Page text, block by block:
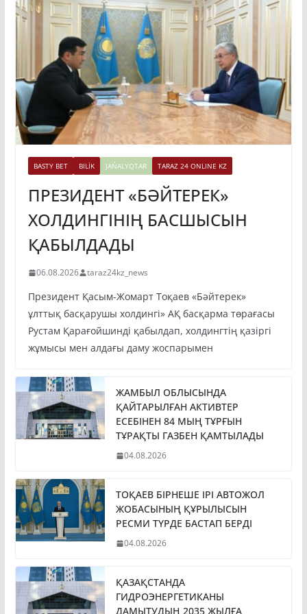
BASTY BET BILİK JAŃALYQTAR TARAZ 24 ONLINE KZ
ПРЕЗИДЕНТ «БӘЙТЕРЕК»
ХОЛДИНГІНІҢ БАСШЫСЫН
ҚАБЫЛДАДЫ
06.08.2026 taraz24kz_news
Президент Қасым-Жомарт Тоқаев «Бәйтерек»
ұлттық басқарушы холдингі» АҚ басқарма төрағасы
Рустам Қарағойшинді қабылдап, холдингтің қазіргі
жұмысы мен алдағы даму жоспарымен
ЖАМБЫЛ ОБЛЫСЫНДА
ҚАЙТАРЫЛҒАН АКТИВТЕР
ЕСЕБІНЕН 84 МЫҢ ТҰРҒЫН
ТҰРАҚТЫ ГАЗБЕН ҚАМТЫЛАДЫ
04.08.2026
ТОҚАЕВ БІРНЕШЕ ІРІ АВТОЖОЛ
ЖОБАСЫНЫҢ ҚҰРЫЛЫСЫН
РЕСМИ ТҮРДЕ БАСТАП БЕРДІ
04.08.2026
ҚАЗАҚСТАНДА
ГИДРОЭНЕРГЕТИКАНЫ
ДАМЫТУДЫҢ 2035 ЖЫЛҒА